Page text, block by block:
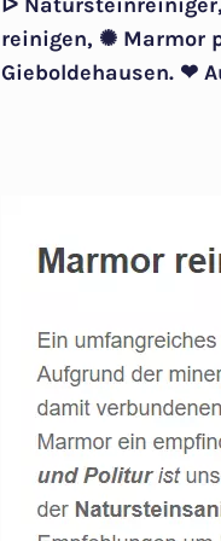
reinigen, ✺ Marmor
Gieboldehausen. ❤